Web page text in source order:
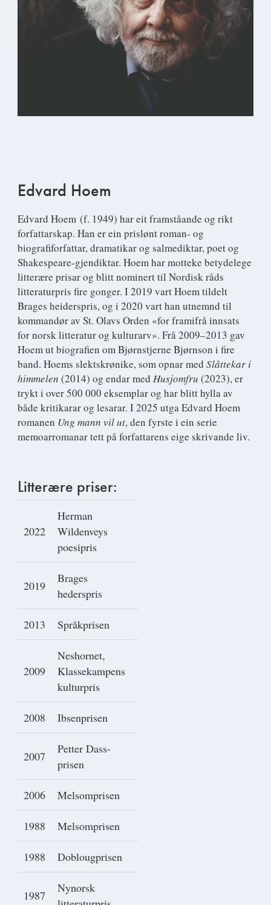
Edvard Hoem
Edvard Hoem (f. 1949) har eit framståande og rikt
forfattarskap. Han er ein prislønt roman- og
biografiforfattar, dramatikar og salmediktar, poet og
Shakespeare-gjendiktar. Hoem har motteke betydelege
litterære prisar og blitt nominert til Nordisk råds
litteraturpris fire gonger. I 2019 vart Hoem tildelt
Brages heiderspris, og i 2020 vart han utnemnd til
kommandør av St. Olavs Orden «for framifrå innsats
for norsk litteratur og kulturarv». Frå 2009–2013 gav
Hoem ut biografien om Bjørnstjerne Bjørnson i fire
band. Hoems slektskrønike, som opnar med Slåttekar i
himmelen (2014) og endar med Husjomfru (2023), er
trykt i over 500 000 eksemplar og har blitt hylla av
både kritikarar og lesarar. I 2025 utga Edvard Hoem
romanen Ung mann vil ut, den fyrste i ein serie
memoarromanar tett på forfattarens eige skrivande liv.
Litterære priser:
2022
Herman
Wildenveys
poesipris
2019
Brages
hederspris
2013 Språkprisen
2009
Neshornet,
Klassekampens
kulturpris
2008 Ibsenprisen
2007
Petter Dass-
prisen
2006 Melsomprisen
1988 Melsomprisen
1988 Doblougprisen
1987
Nynorsk